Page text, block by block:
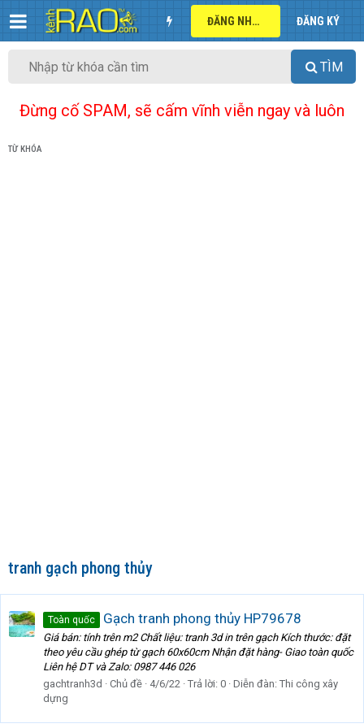
ĐĂNG NHẬP ĐĂNG KÝ
TÌM
Đừng cố SPAM, sẽ cấm vĩnh viễn ngay và luôn
TỪ KHÓA
tranh gạch phong thủy
Toàn quốc Gạch tranh phong thủy HP79678
Giá bán: tính trên m2 Chất liệu: tranh 3d in trên gạch Kích thước: đặt
theo yêu cầu ghép từ gạch 60x60cm Nhận đặt hàng- Giao toàn quốc
Liên hệ DT và Zalo: 0987 446 026
gachtranh3d
Chủ đề 4/6/22 Trả lời: 0 Diễn đàn: Thi công xây
dựng